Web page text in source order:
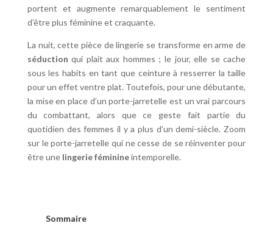
portent et augmente remarquablement le sentiment
d’être plus féminine et craquante.
La nuit, cette pièce de lingerie se transforme en arme de
séduction qui plait aux hommes ; le jour, elle se cache
sous les habits en tant que ceinture à resserrer la taille
pour un effet ventre plat. Toutefois, pour une débutante,
la mise en place d’un porte-jarretelle est un vrai parcours
du combattant, alors que ce geste fait partie du
quotidien des femmes il y a plus d’un demi-siècle. Zoom
sur le porte-jarretelle qui ne cesse de se réinventer pour
être une lingerie féminineintemporelle.
Sommaire